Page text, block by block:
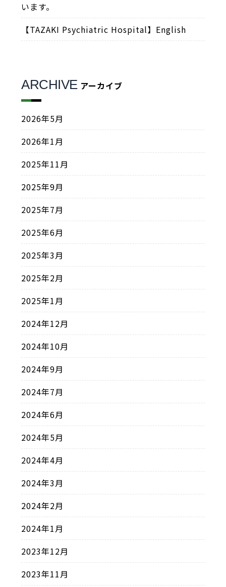
います。
【TAZAKI Psychiatric Hospital】English
ARCHIVE アーカイブ
2026年5月
2026年1月
2025年11月
2025年9月
2025年7月
2025年6月
2025年3月
2025年2月
2025年1月
2024年12月
2024年10月
2024年9月
2024年7月
2024年6月
2024年5月
2024年4月
2024年3月
2024年2月
2024年1月
2023年12月
2023年11月